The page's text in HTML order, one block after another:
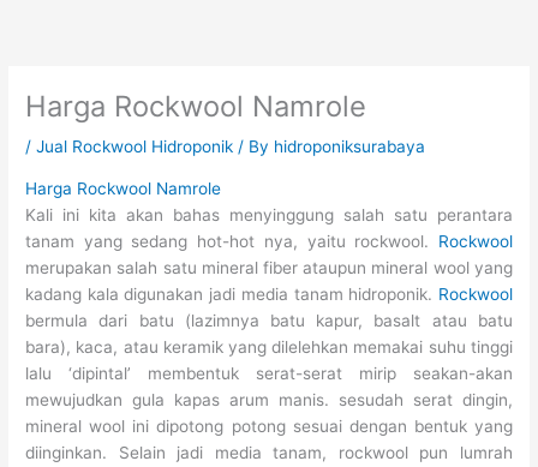
Harga Rockwool Namrole
/Jual Rockwool Hidroponik / By hidroponiksurabaya
Harga Rockwool Namrole
Kali ini kita akan bahas menyinggung salah satu perantara
tanam yang sedang hot-hot nya, yaitu rockwool. Rockwool
merupakan salah satu mineral fiber ataupun mineral wool yang
kadang kala digunakan jadi media tanam hidroponik. Rockwool
bermula dari batu (lazimnya batu kapur, basalt atau batu
bara), kaca, atau keramik yang dilelehkan memakai suhu tinggi
lalu ‘dipintal’ membentuk serat-serat mirip seakan-akan
mewujudkan gula kapas arum manis. sesudah serat dingin,
mineral wool ini dipotong potong sesuai dengan bentuk yang
diinginkan. Selain jadi media tanam, rockwool pun lumrah